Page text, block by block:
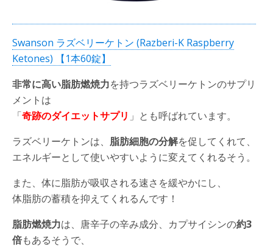
Swanson ラズベリーケトン (Razberi-K Raspberry
Ketones) 【1本60錠】
非常に高い脂肪燃焼力を持つラズベリーケトンのサプリ
メントは
「奇跡のダイエットサプリ 」とも呼ばれています。
ラズベリーケトンは、 脂肪細胞の分解を促してくれて、
エネルギーとして使いやすいように変えてくれるそう。
また、体に脂肪が吸収される速さを緩やかにし、
体脂肪の蓄積を抑えてくれるんです！
脂肪燃焼力は、唐辛子の辛み成分、カプサイシンの約3
倍もあるそうで、